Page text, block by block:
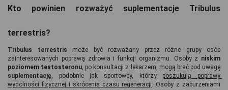
Kto powinien rozważyć suplementacje Tribulus
terrestris?
Tribulus terrestris może być rozważany przez różne grupy osób
zainteresowanych poprawą zdrowia i funkcji organizmu. Osoby z niskim
poziomem testosteronu
suplementację , podobnie jak sportowcy, którzy poszukują poprawy
wydolności fizycznej i skrócenia czasu regeneracji . Osoby z zaburzeniami